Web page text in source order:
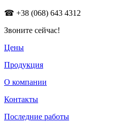
☎ +38 (068) 643 4312
Звоните сейчас!
Цены
Продукция
О компании
Контакты
Последние работы